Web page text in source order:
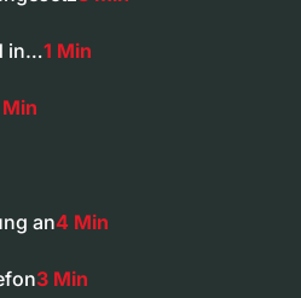
in…1 Min
an4 Min
3 Min